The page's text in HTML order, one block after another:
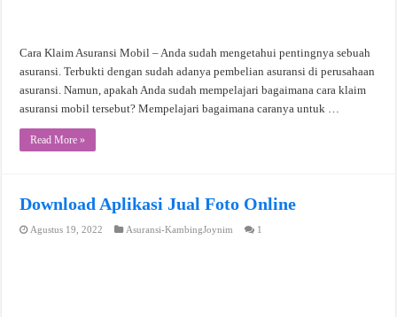
Cara Klaim Asuransi Mobil – Anda sudah mengetahui pentingnya sebuah
asuransi. Terbukti dengan sudah adanya pembelian asuransi di perusahaan
asuransi. Namun, apakah Anda sudah mempelajari bagaimana cara klaim
asuransi mobil tersebut? Mempelajari bagaimana caranya untuk …
Read More »
Download Aplikasi Jual Foto Online
Agustus 19, 2022 Asuransi-KambingJoynim 1